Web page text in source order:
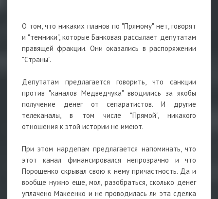
О том, что никаких планов по "Прямому" нет, говорят
и "темники", которые Банковая рассылает депутатам
правящей фракции. Они оказались в распоряжении
"Страны".
Депутатам предлагается говорить, что санкции
против "каналов Медведчука" вводились за якобы
получение денег от сепаратистов. И другие
телеканалы, в том числе "Прямой", никакого
отношения к этой истории не имеют.
При этом нардепам предлагается напоминать, что
этот канал финансировался непрозрачно и что
Порошенко скрывал свою к нему причастность. Да и
вообще нужно еще, мол, разобраться, сколько денег
уплачено Макеенко и не проводилась ли эта сделка